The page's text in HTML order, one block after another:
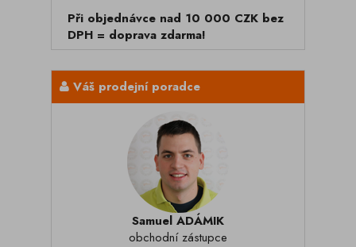
Při objednávce nad 10 000 CZK bez
DPH = doprava zdarma!
Váš prodejní poradce
Samuel ADÁMIK
obchodní zástupce